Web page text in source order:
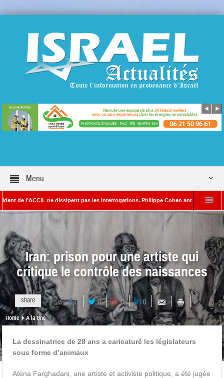
Menu
ne dissipent pas les interrogations. Philippe Cohen annonce se réserver
– Rédacteur en chef d’Israël Actualités L’Iran menace de frapper
Iran: prison pour une artiste qui
critique le contrôle des naissances
share 0 0 0 0
Home A la Une
La dessinatrice de 28 ans a caricaturé les législateurs
sous forme d’animaux
Atena Farghadani, une artiste et activiste politique, a été jugée